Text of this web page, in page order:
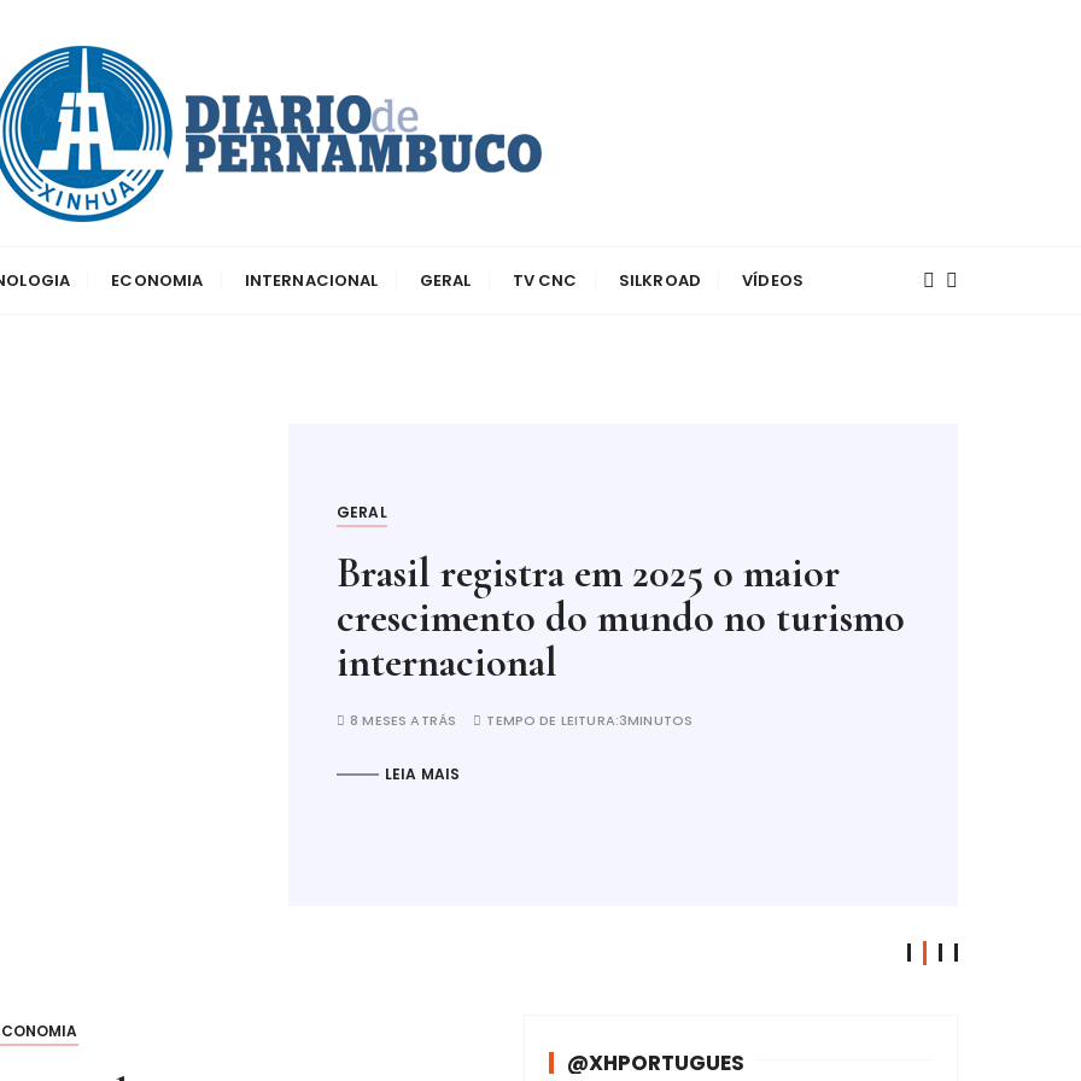
Pernambuco
ECONOMIA INTERNACIONAL GERAL TV CNC SILKROAD VÍDEOS
GERAL
Brasil registra em 2025 o maior
crescimento do mundo no turismo
internacional
8 MESES ATRÁS TEMPO DE LEITURA:3MINUTOS
LEIA MAIS
@XHPORTUGUES